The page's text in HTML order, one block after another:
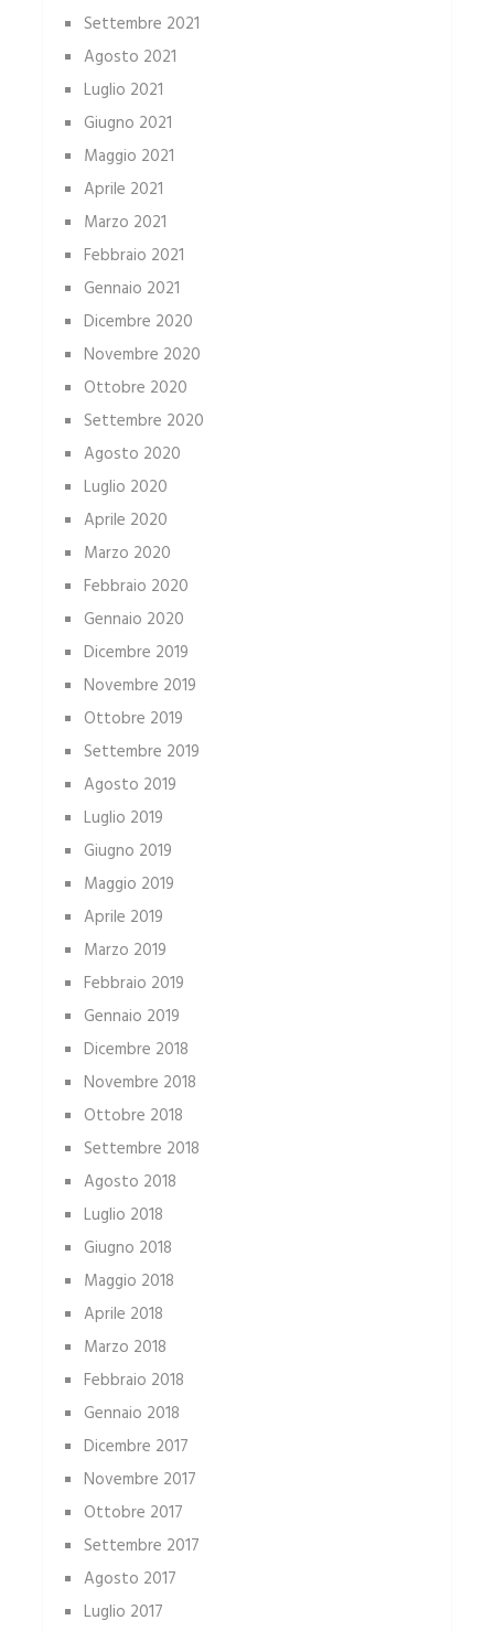
Settembre 2021
Agosto 2021
Luglio 2021
Giugno 2021
Maggio 2021
Aprile 2021
Marzo 2021
Febbraio 2021
Gennaio 2021
Dicembre 2020
Novembre 2020
Ottobre 2020
Settembre 2020
Agosto 2020
Luglio 2020
Aprile 2020
Marzo 2020
Febbraio 2020
Gennaio 2020
Dicembre 2019
Novembre 2019
Ottobre 2019
Settembre 2019
Agosto 2019
Luglio 2019
Giugno 2019
Maggio 2019
Aprile 2019
Marzo 2019
Febbraio 2019
Gennaio 2019
Dicembre 2018
Novembre 2018
Ottobre 2018
Settembre 2018
Agosto 2018
Luglio 2018
Giugno 2018
Maggio 2018
Aprile 2018
Marzo 2018
Febbraio 2018
Gennaio 2018
Dicembre 2017
Novembre 2017
Ottobre 2017
Settembre 2017
Agosto 2017
Luglio 2017